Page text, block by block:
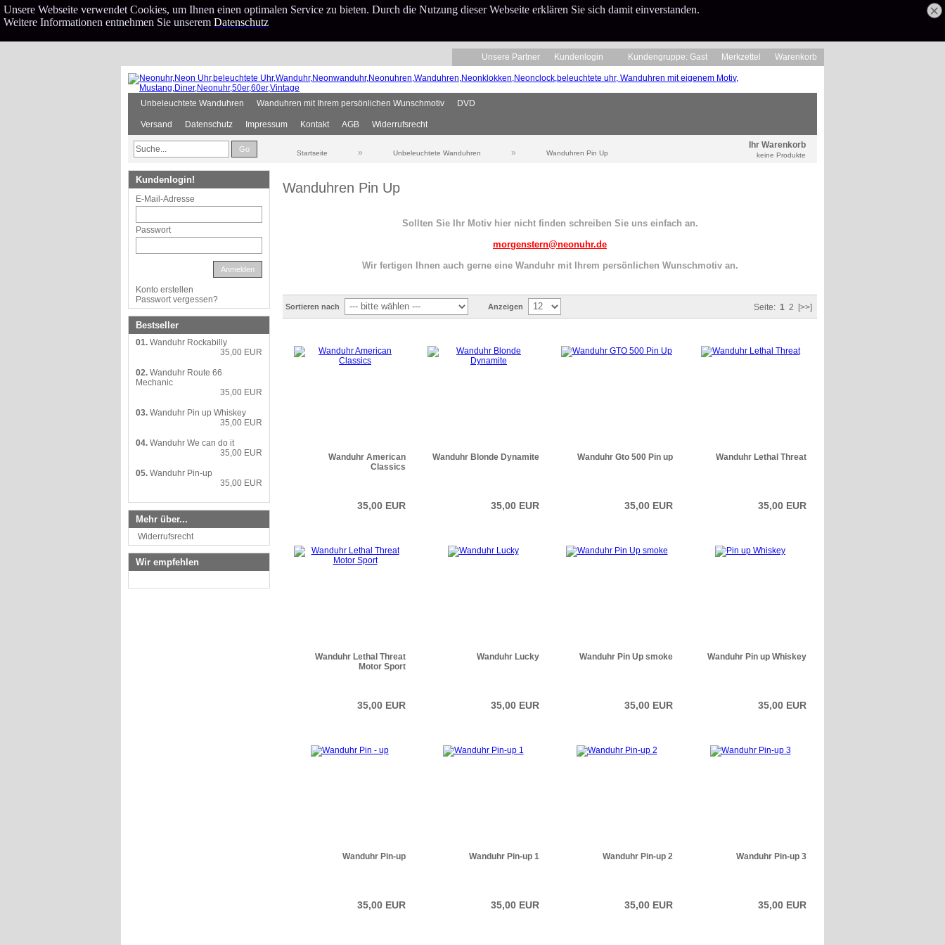
Unsere Webseite verwendet Cookies, um Ihnen einen optimalen Service zu bieten. Durch die Nutzung dieser Webseite erklären Sie sich damit einverstanden.
Weitere Informationen entnehmen Sie unserem Datenschutz
Unsere Partner Kundenlogin Kundengruppe: Gast Merkzettel Warenkorb
Unbeleuchtete Wanduhren Wanduhren mit Ihrem persönlichen Wunschmotiv DVD
Versand Datenschutz Impressum Kontakt AGB Widerrufsrecht
Go Startseite » Unbeleuchtete Wanduhren » Wanduhren Pin Up
Ihr Warenkorb
keine Produkte
Wanduhren Pin Up
Sollten Sie Ihr Motiv hier nicht finden schreiben Sie uns einfach an.
morgenstern@neonuhr.de
Wir fertigen Ihnen auch gerne eine Wanduhr mit Ihrem persönlichen Wunschmotiv an.
Sortieren nach Anzeigen Seite: 1 2 [>>]
Wanduhr American
Classics
35,00 EUR
Wanduhr Blonde Dynamite
35,00 EUR
Wanduhr Gto 500 Pin up
35,00 EUR
Wanduhr Lethal Threat
35,00 EUR
Wanduhr Lethal Threat
Motor Sport
35,00 EUR
Wanduhr Lucky
35,00 EUR
Wanduhr Pin Up smoke
35,00 EUR
Wanduhr Pin up Whiskey
35,00 EUR
Wanduhr Pin-up
35,00 EUR
Wanduhr Pin-up 1
35,00 EUR
Wanduhr Pin-up 2
35,00 EUR
Wanduhr Pin-up 3
35,00 EUR
Kundenlogin!
E-Mail-Adresse
Passwort
Anmelden
Konto erstellen
Passwort vergessen?
Bestseller
01. Wanduhr Rockabilly
35,00 EUR
02. Wanduhr Route 66
Mechanic
35,00 EUR
03. Wanduhr Pin up Whiskey
35,00 EUR
04. Wanduhr We can do it
35,00 EUR
05. Wanduhr Pin-up
35,00 EUR
Mehr über...
Widerrufsrecht
Wir empfehlen